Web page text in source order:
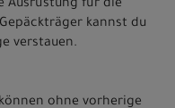
Ausrüstung für die
kannst du
verstauen.
ohne vorherige